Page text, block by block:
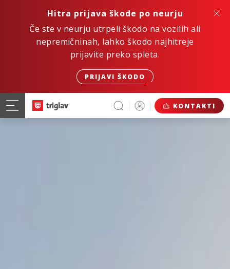
Hitra prijava škode po neurju
Če ste v neurju utrpeli škodo na vozilih ali
nepremičninah, lahko škodo najhitreje
prijavite preko spleta.
PRIJAVI ŠKODO
KONTAKTI